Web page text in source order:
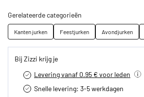
Gerelateerde categorieën
Kanten jurken Feestjurken Avondjurken
Bij Zizzi krijg je
Levering vanaf 0.95 € voor leden
Snelle levering: 3-5 werkdagen